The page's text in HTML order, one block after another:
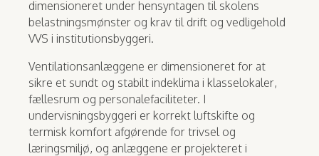
dimensioneret under hensyntagen til skolens
belastningsmønster og krav til drift og vedligehold
VVS i institutionsbyggeri.
Ventilationsanlæggene er dimensioneret for at
sikre et sundt og stabilt indeklima i klasselokaler,
fællesrum og personalefaciliteter. I
undervisningsbyggeri er korrekt luftskifte og
termisk komfort afgørende for trivsel og
læringsmiljø, og anlæggene er projekteret i